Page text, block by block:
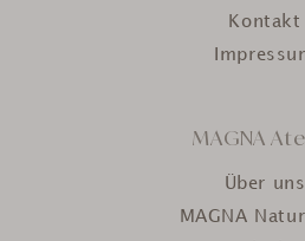
Kontakt
MAGNA
Über uns
MAGNA